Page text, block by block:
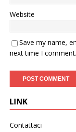
Website
Save my name,
next time I comment.
LINK
Contattaci